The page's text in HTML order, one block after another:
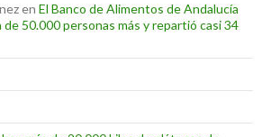
en El Banco de Alimentos de Andalucía
50.000 personas más y repartió casi 34